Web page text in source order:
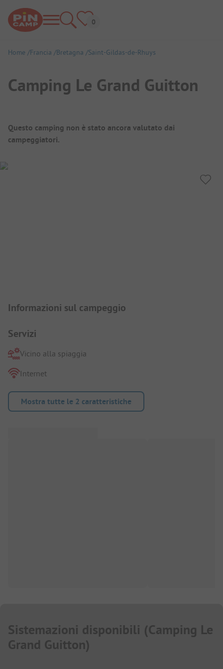
Home Francia Bretagna Saint-Gildas-de-Rhuys
Camping Le Grand Guitton
Panoramica del campeggio
Questo camping non è stato ancora valutato dai
campeggiatori.
Informazioni sul campeggio
Servizi
Vicino alla spiaggia
Internet
Mostra tutte le 2 caratteristiche
Sistemazioni disponibili (Camping Le
Grand Guitton)